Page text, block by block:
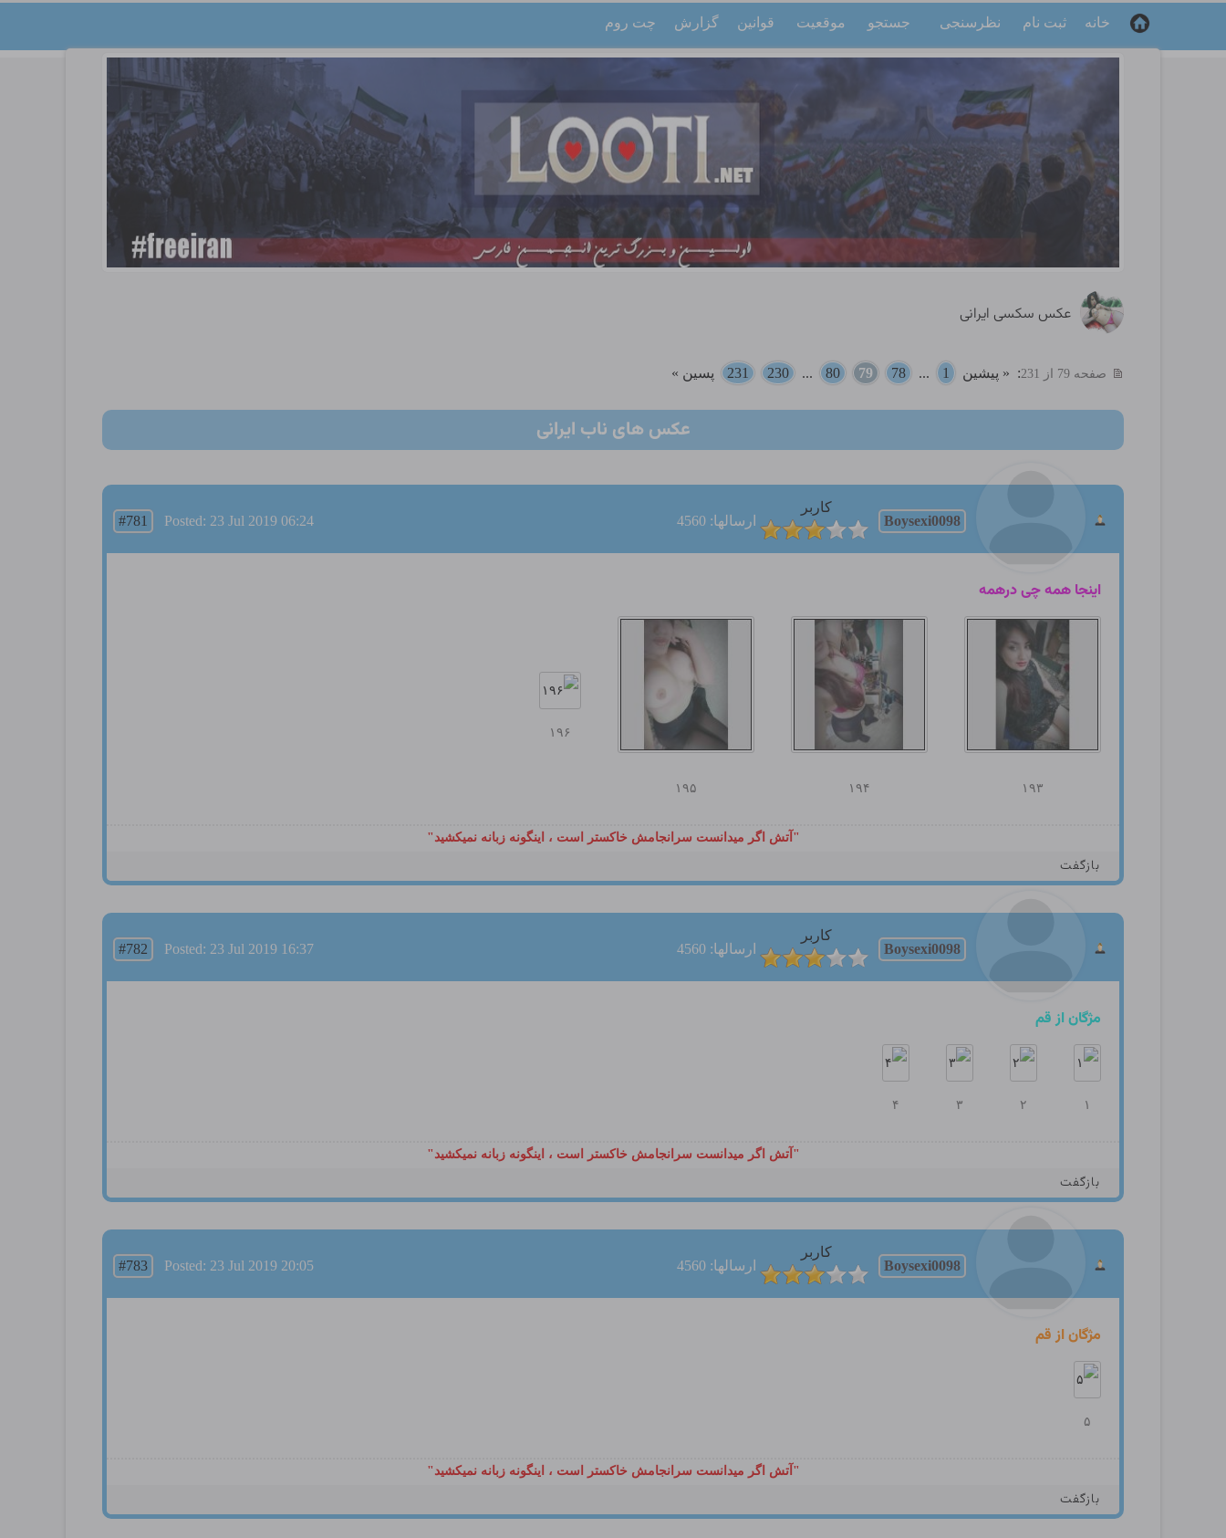
خانه ثبت نام نظرسنجی جستجو موقعیت قوانین گزارش چت روم
عکس سکسی ایرانی
صفحه 79 از 231 : « پیشین 1
...
78
79
80
...
230
231 پسین »
عکس های ناب ایرانی
Boysexi0098
کاربر
ارسالها: 4560
#781 Posted: 23 Jul 2019 06:24
اینجا همه چی درهمه
۱۹۳ ۱۹۴ ۱۹۵
۱۹۶
"آتش اگر ميدانست سرانجامش خاكستر است ، اينگونه زبانه نميكشيد"
بازگفت
Boysexi0098
کاربر
ارسالها: 4560
#782 Posted: 23 Jul 2019 16:37
مژگان از قم
۱ ۲ ۳ ۴
"آتش اگر ميدانست سرانجامش خاكستر است ، اينگونه زبانه نميكشيد"
بازگفت
Boysexi0098
کاربر
ارسالها: 4560
#783 Posted: 23 Jul 2019 20:05
مژگان از قم
۵
"آتش اگر ميدانست سرانجامش خاكستر است ، اينگونه زبانه نميكشيد"
بازگفت